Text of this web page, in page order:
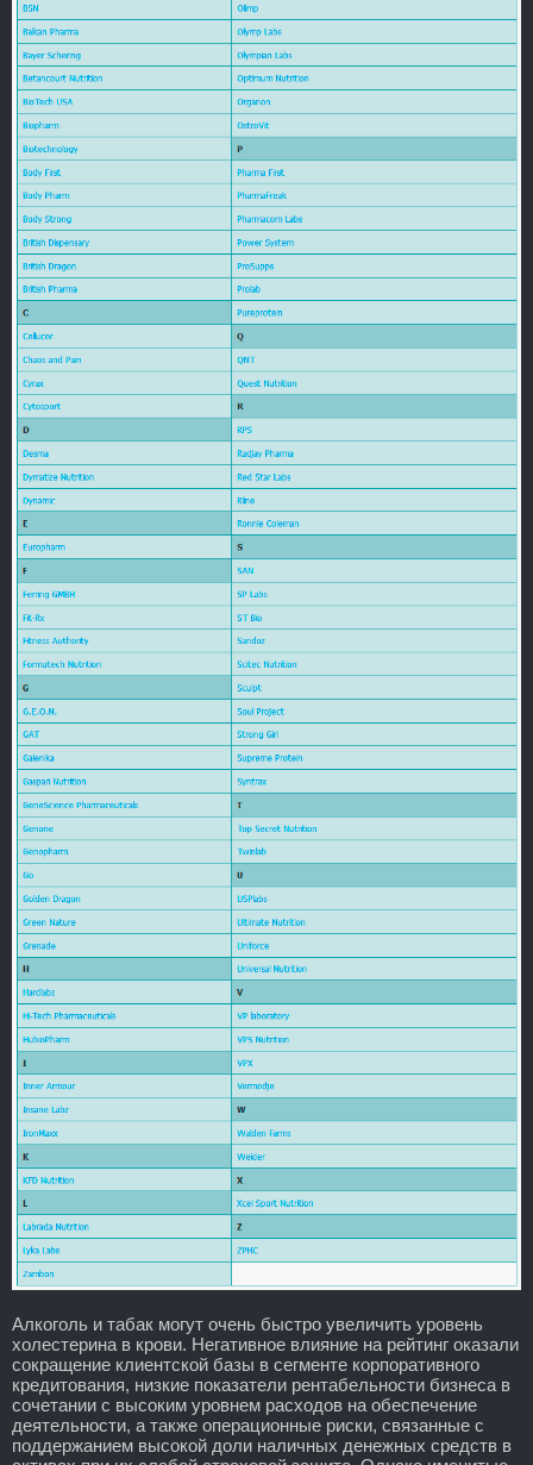
Алкоголь и табак могут очень быстро увеличить уровень
холестерина в крови. Негативное влияние на рейтинг оказали
сокращение клиентской базы в сегменте корпоративного
кредитования, низкие показатели рентабельности бизнеса в
сочетании с высоким уровнем расходов на обеспечение
деятельности, а также операционные риски, связанные с
поддержанием высокой доли наличных денежных средств в